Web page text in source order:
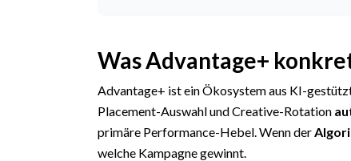
Was Advantage+
Advantage+ ist ein Ökosystem aus KI-
Placement-Auswahl und Creative-Rotation
primäre Performance-Hebel. Wenn der
welche Kampagne gewinnt.